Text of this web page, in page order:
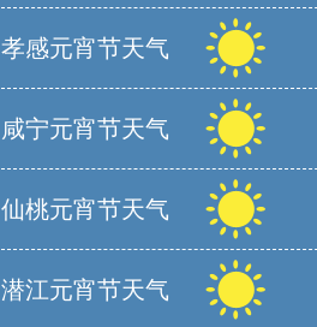
孝感元宵节天气
咸宁元宵节天气
仙桃元宵节天气
潜江元宵节天气